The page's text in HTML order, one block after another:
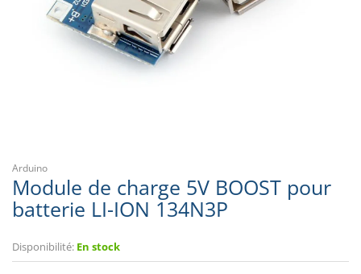
Arduino
Module de charge 5V BOOST pour
batterie LI-ION 134N3P
Disponibilité: En stock